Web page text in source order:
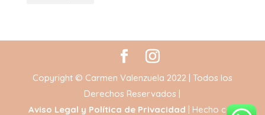
Copyright © Carmen Valenzuela 2022 | Todos los
Derechos Reservados |
Aviso Legal y Política de Privacidad | Hecho con